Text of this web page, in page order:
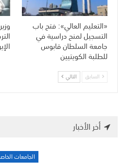
«التعليم العالي»: فتح باب
التسجيل لمنح دراسية في
جامعة السلطان قابوس
للطلبة الكويتيين
السابق التالي
أخر الأخبار
الجامعات